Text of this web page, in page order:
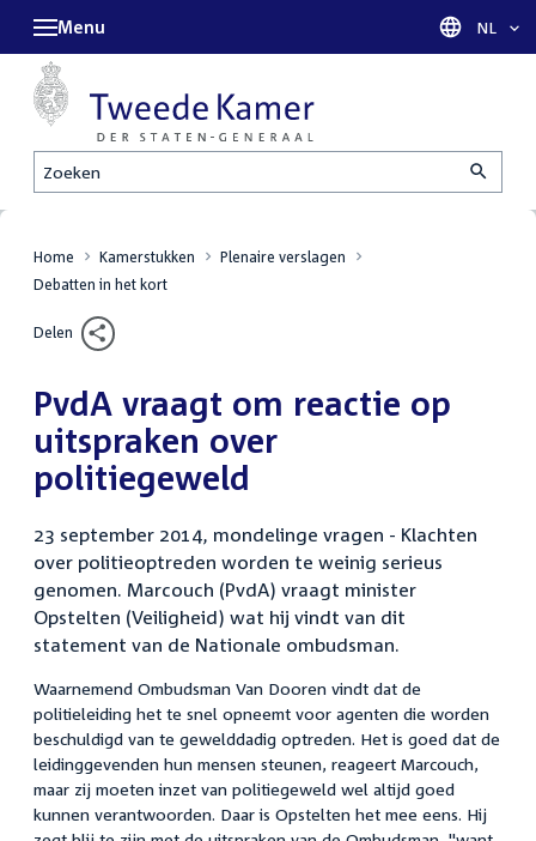
Zoeken
Menu Taal
NL
Home Kamerstukken
Plenaire verslagen
Debatten in het kort
Delen
PvdA vraagt om reactie op
uitspraken over
politiegeweld
23 september 2014, mondelinge vragen - Klachten
over politieoptreden worden te weinig serieus
genomen. Marcouch (PvdA) vraagt minister
Opstelten (Veiligheid) wat hij vindt van dit
statement van de Nationale ombudsman.
Waarnemend Ombudsman Van Dooren vindt dat de
politieleiding het te snel opneemt voor agenten die worden
beschuldigd van te gewelddadig optreden. Het is goed dat de
leidinggevenden hun mensen steunen, reageert Marcouch,
maar zij moeten inzet van politiegeweld wel altijd goed
kunnen verantwoorden. Daar is Opstelten het mee eens. Hij